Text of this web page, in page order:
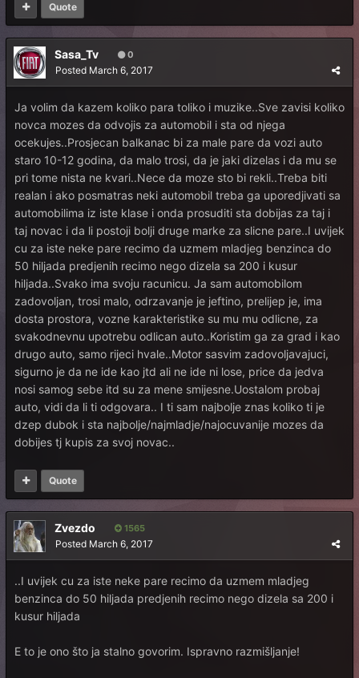
Quote
Sasa_Tv 0
Posted March 6, 2017
Ja volim da kazem koliko para toliko i muzike..Sve zavisi koliko
novca mozes da odvojis za automobil i sta od njega
ocekujes..Prosjecan balkanac bi za male pare da vozi auto
staro 10-12 godina, da malo trosi, da je jaki dizelas i da mu se
pri tome nista ne kvari..Nece da moze sto bi rekli..Treba biti
realan i ako posmatras neki automobil treba ga uporedjivati sa
automobilima iz iste klase i onda prosuditi sta dobijas za taj i
taj novac i da li postoji bolji druge marke za slicne pare..I uvijek
cu za iste neke pare recimo da uzmem mladjeg benzinca do
50 hiljada predjenih recimo nego dizela sa 200 i kusur
hiljada..Svako ima svoju racunicu. Ja sam automobilom
zadovoljan, trosi malo, odrzavanje je jeftino, prelijep je, ima
dosta prostora, vozne karakteristike su mu mu odlicne, za
svakodnevnu upotrebu odlican auto..Koristim ga za grad i kao
drugo auto, samo rijeci hvale..Motor sasvim zadovoljavajuci,
sigurno je da ne ide kao jtd ali ne ide ni lose, price da jedva
nosi samog sebe itd su za mene smijesne.Uostalom probaj
auto, vidi da li ti odgovara.. I ti sam najbolje znas koliko ti je
dzep dubok i sta najbolje/najmladje/najocuvanije mozes da
dobijes tj kupis za svoj novac..
Quote
Zvezdo 1565
Posted March 6, 2017
..I uvijek cu za iste neke pare recimo da uzmem mladjeg
benzinca do 50 hiljada predjenih recimo nego dizela sa 200 i
kusur hiljada
E to je ono što ja stalno govorim. Ispravno razmišljanje!